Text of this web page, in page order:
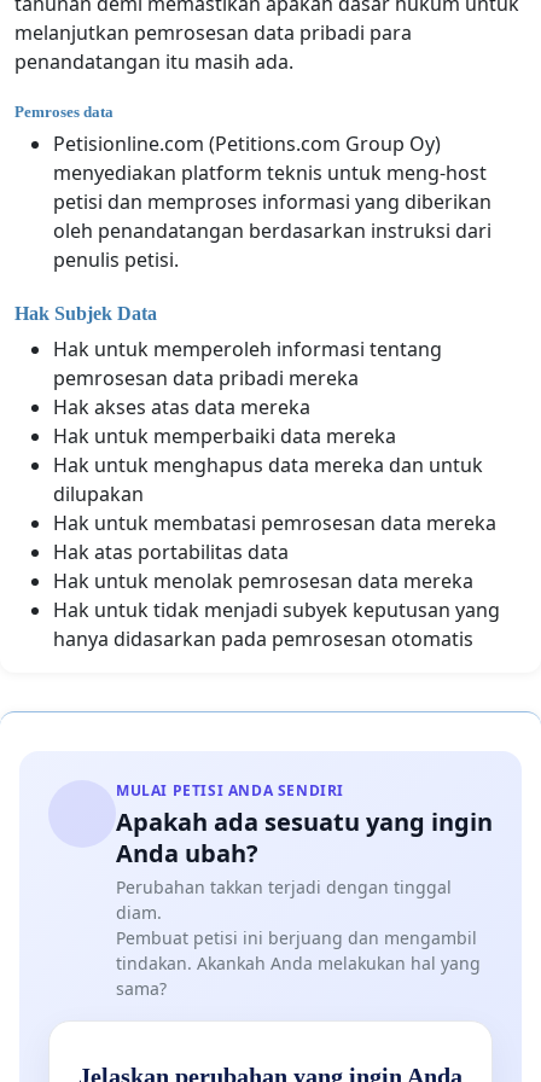
melanjutkan pemrosesan data pribadi para
penandatangan itu masih ada.
Pemroses data
Petisionline.com (Petitions.com Group Oy)
menyediakan platform teknis untuk meng-host
petisi dan memproses informasi yang diberikan
oleh penandatangan berdasarkan instruksi dari
penulis petisi.
Hak Subjek Data
Hak untuk memperoleh informasi tentang
pemrosesan data pribadi mereka
Hak akses atas data mereka
Hak untuk memperbaiki data mereka
Hak untuk menghapus data mereka dan untuk
dilupakan
Hak untuk membatasi pemrosesan data mereka
Hak atas portabilitas data
Hak untuk menolak pemrosesan data mereka
Hak untuk tidak menjadi subyek keputusan yang
hanya didasarkan pada pemrosesan otomatis
MULAI PETISI ANDA SENDIRI
Apakah ada sesuatu yang ingin
Anda ubah?
Perubahan takkan terjadi dengan tinggal
diam.
Pembuat petisi ini berjuang dan mengambil
tindakan. Akankah Anda melakukan hal yang
sama?
Jelaskan perubahan yang ingin Anda